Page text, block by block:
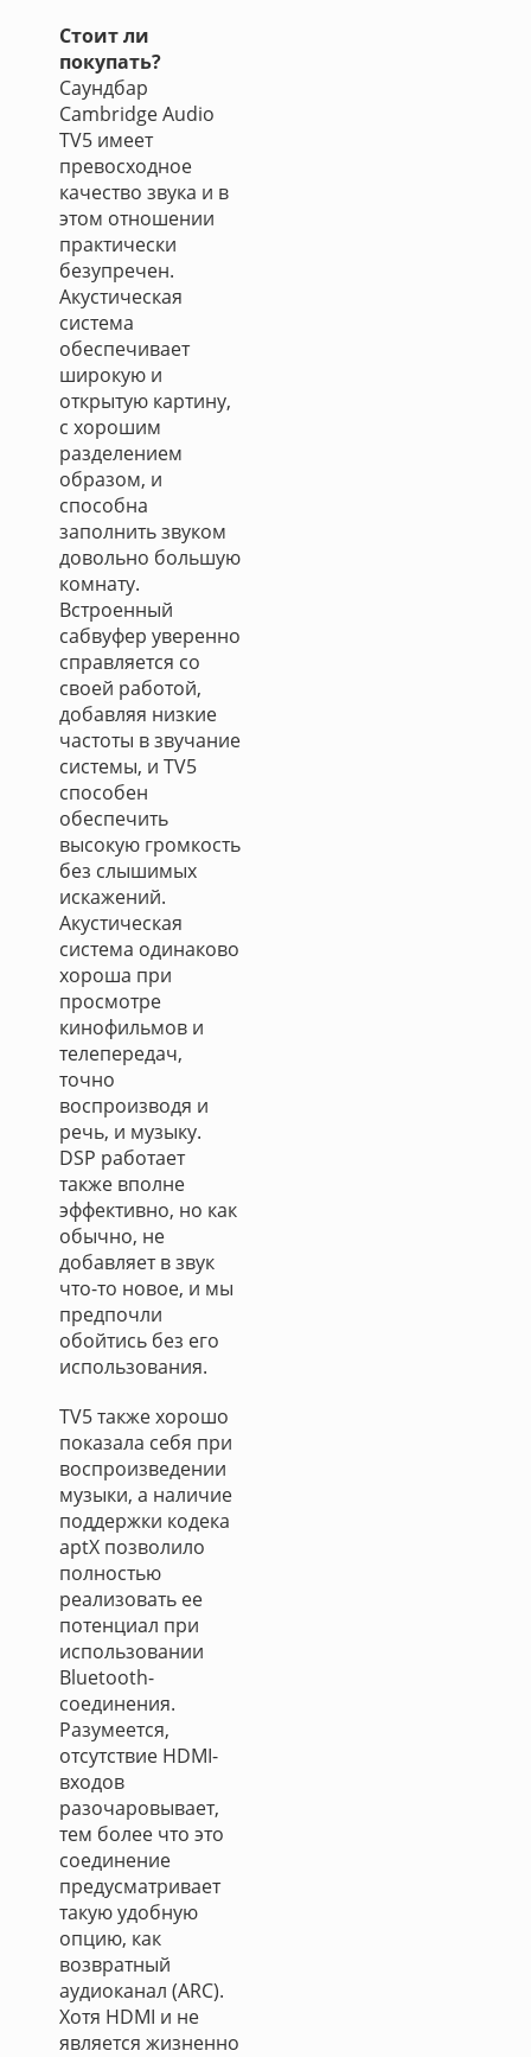
Стоит ли
покупать?
Саундбар
Cambridge Audio
TV5 имеет
превосходное
качество звука и в
этом отношении
практически
безупречен.
Акустическая
система
обеспечивает
широкую и
открытую картину,
с хорошим
разделением
образом, и
способна
заполнить звуком
довольно большую
комнату.
Встроенный
сабвуфер уверенно
справляется со
своей работой,
добавляя низкие
частоты в звучание
системы, и TV5
способен
обеспечить
высокую громкость
без слышимых
искажений.
Акустическая
система одинаково
хороша при
просмотре
кинофильмов и
телепередач,
точно
воспроизводя и
речь, и музыку.
DSP работает
также вполне
эффективно, но как
обычно, не
добавляет в звук
что-то новое, и мы
предпочли
обойтись без его
использования.
TV5 также хорошо
показала себя при
воспроизведении
музыки, а наличие
поддержки кодека
aptX позволило
полностью
реализовать ее
потенциал при
использовании
Bluetooth-
соединения.
Разумеется,
отсутствие HDMI-
входов
разочаровывает,
тем более что это
соединение
предусматривает
такую удобную
опцию, как
возвратный
аудиоканал (ARC).
Хотя HDMI и не
является жизненно